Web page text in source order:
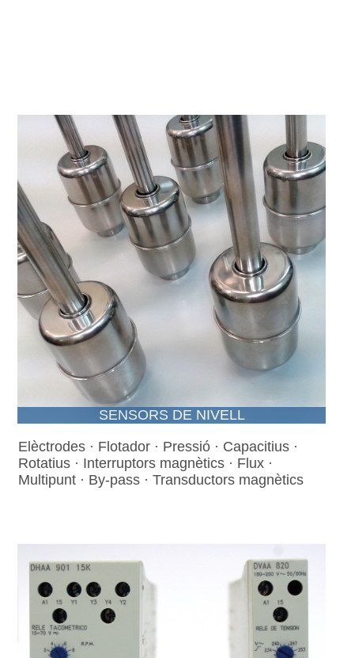
SENSORS DE NIVELL
Elèctrodes · Flotador · Pressió · Capacitius ·
Rotatius · Interruptors magnètics · Flux ·
Multipunt · By-pass · Transductors magnètics